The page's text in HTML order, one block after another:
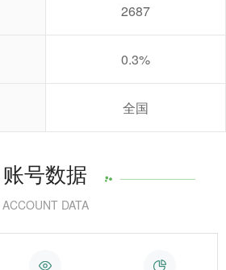
2687
0.3%
全国
账号数据
ACCOUNT DATA